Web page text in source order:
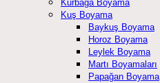
Kurbağa Boyama
Kuş Boyama
Baykuş Boyama
Horoz Boyama
Leylek Boyama
Martı Boyamaları
Papağan Boyama